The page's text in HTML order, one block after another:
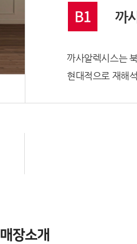
B1 까
까사알렉시스는
현대적으로 재해
매장소개